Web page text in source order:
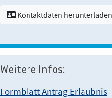
Kontaktdaten herunterladen
Weitere Infos:
Formblatt Antrag Erlaubnis